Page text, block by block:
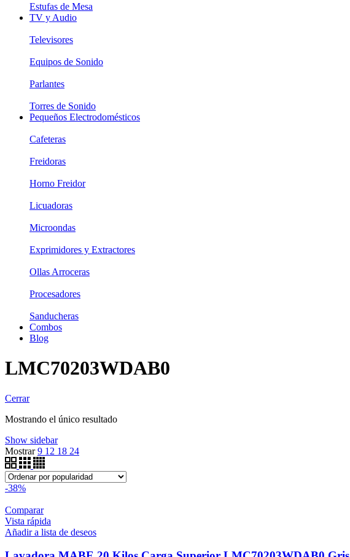
Estufas de Mesa
TV y Audio
Televisores
Equipos de Sonido
Parlantes
Torres de Sonido
Pequeños Electrodomésticos
Cafeteras
Freidoras
Horno Freidor
Licuadoras
Microondas
Exprimidores y Extractores
Ollas Arroceras
Procesadores
Sanducheras
Combos
Blog
LMC70203WDAB0
Cerrar
Mostrando el único resultado
Show sidebar
Mostrar9 12 18 24
-38%
Comparar
Vista rápida
Añadir a lista de deseos